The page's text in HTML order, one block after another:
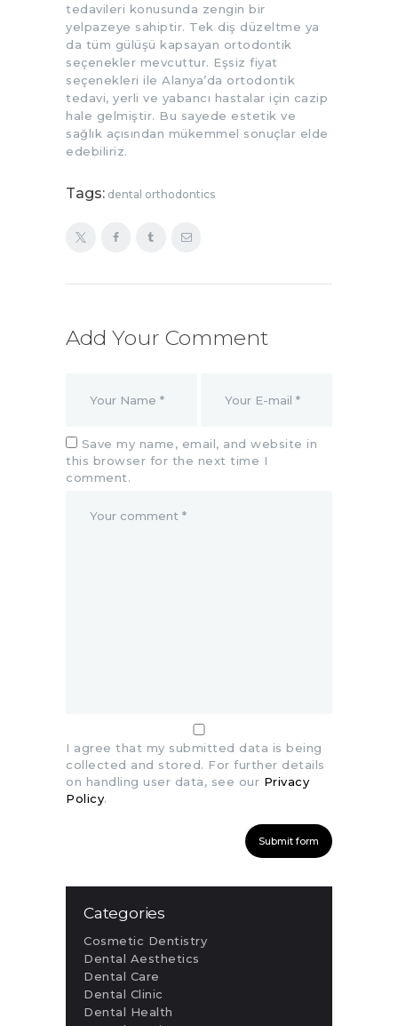
tedavileri konusunda zengin bir
yelpazeye sahiptir. Tek diş düzeltme ya
da tüm gülüşü kapsayan ortodontik
seçenekler mevcuttur. Eşsiz fiyat
seçenekleri ile Alanya’da ortodontik
tedavi, yerli ve yabancı hastalar için cazip
hale gelmiştir. Bu sayede estetik ve
sağlık açısından mükemmel sonuçlar elde
edebiliriz.
Tags: dental orthodontics
Add Your Comment
Save my name, email, and website in
this browser for the next time I
comment.
I agree that my submitted data is being
collected and stored. For further details
on handling user data, see our Privacy
Policy.
Categories
Cosmetic Dentistry
Dental Aesthetics
Dental Care
Dental Clinic
Dental Health